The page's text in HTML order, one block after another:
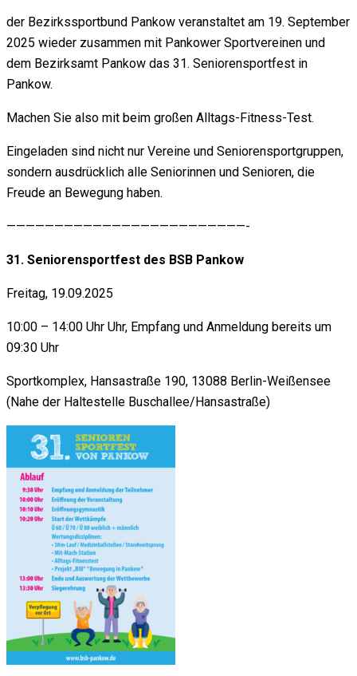
der Bezirkssportbund Pankow veranstaltet am 19. September
2025 wieder zusammen mit Pankower Sportvereinen und
dem Bezirksamt Pankow das 31. Seniorensportfest in
Pankow.
Machen Sie also mit beim großen Alltags-Fitness-Test.
Eingeladen sind nicht nur Vereine und Seniorensportgruppen,
sondern ausdrücklich alle Seniorinnen und Senioren, die
Freude an Bewegung haben.
—————————————————————————-
31. Seniorensportfest des BSB Pankow
Freitag, 19.09.2025
10:00 – 14:00 Uhr Uhr, Empfang und Anmeldung bereits um
09:30 Uhr
Sportkomplex, Hansastraße 190, 13088 Berlin-Weißensee
(Nahe der Haltestelle Buschallee/Hansastraße)